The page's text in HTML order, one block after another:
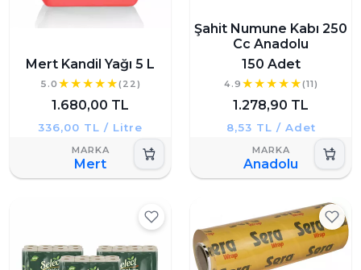
Mert Kandil Yağı 5 L
5.0 (22)
1.680,00 TL
336,00 TL / Litre
Mert
Şahit Numune Kabı 250
Cc Anadolu
150 Adet
4.9 (11)
1.278,90 TL
8,53 TL / Adet
Anadolu